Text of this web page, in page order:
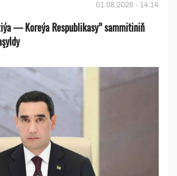
01.08.2026 - 14:14
— Koreýa Respublikasy” sammitiniň